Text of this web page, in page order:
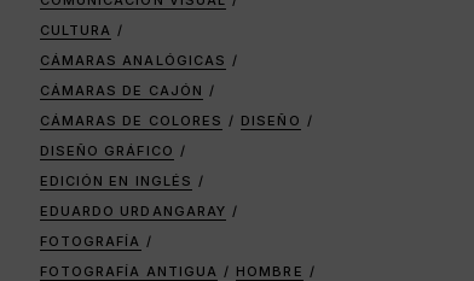
CULTURA
CÁMARAS ANALÓGICAS
CÁMARAS DE CAJÓN
CÁMARAS DE COLORES
DISEÑO
DISEÑO GRÁFICO
EDICIÓN EN INGLÉS
EDUARDO URDANGARAY
FOTOGRAFÍA
FOTOGRAFÍA ANTIGUA
HOMBRE